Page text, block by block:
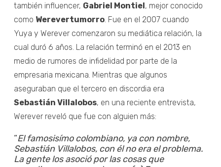
también influencer, Gabriel Montiel, mejor conocido
como Werevertumorro . Fue en el 2007 cuando
Yuya y Werever comenzaron su mediática relación, la
cual duró 6 años. La relación terminó en el 2013 en
medio de rumores de infidelidad por parte de la
empresaria mexicana. Mientras que algunos
aseguraban que el tercero en discordia era
Sebastián Villalobos, en una reciente entrevista,
Werever reveló que fue con alguien más:
“El famosisímo colombiano, ya con nombre,
Sebastián Villalobos, con él no era el problema.
La gente los asoció por las cosas que